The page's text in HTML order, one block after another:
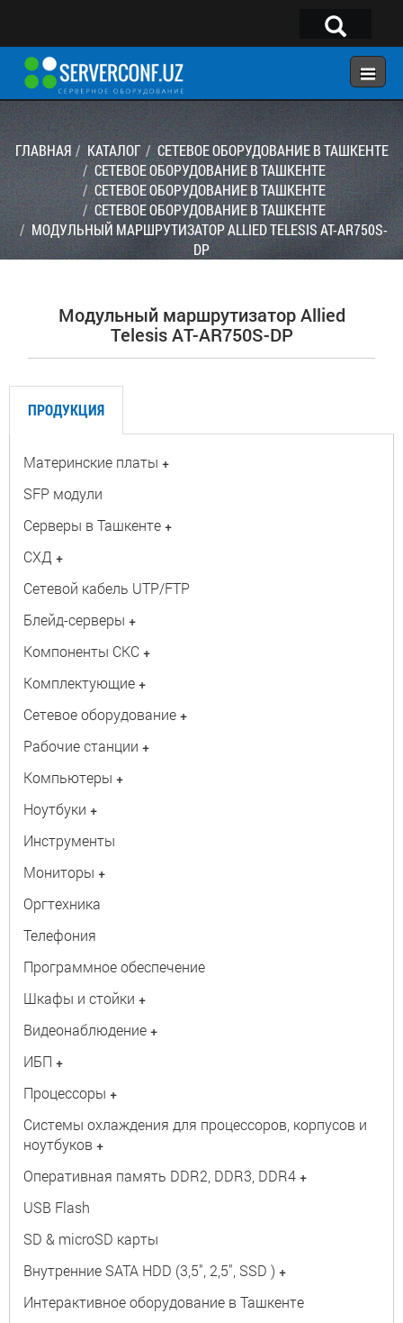
×
ГЛАВНАЯ
КОНФИГУРАТОР
КАТАЛОГ
УСЛУГИ
КОНТАКТЫ
Telegram:@serverconf_uz
Тел: (90) 932-18-00
ГЛАВНАЯ КАТАЛОГ
СЕТЕВОЕ ОБОРУДОВАНИЕ В ТАШКЕНТЕ
СЕТЕВОЕ ОБОРУДОВАНИЕ В ТАШКЕНТЕ
СЕТЕВОЕ ОБОРУДОВАНИЕ В ТАШКЕНТЕ
СЕТЕВОЕ ОБОРУДОВАНИЕ В ТАШКЕНТЕ
МОДУЛЬНЫЙ МАРШРУТИЗАТОР ALLIED TELESIS AT-AR750S-
DP
Модульный маршрутизатор Allied
Telesis AT-AR750S-DP
ПРОДУКЦИЯ
Материнские платы +
SFP модули
Серверы в Ташкенте +
СХД +
Сетевой кабель UTP/FTP
Блейд-серверы +
Компоненты СКС +
Комплектующие +
Сетевое оборудование +
Рабочие станции +
Компьютеры +
Ноутбуки +
Инструменты
Мониторы +
Оргтехника
Телефония
Программное обеспечение
Шкафы и стойки +
Видеонаблюдение +
ИБП +
Процессоры +
Системы охлаждения для процессоров, корпусов и
ноутбуков +
Оперативная память DDR2, DDR3, DDR4 +
USB Flash
SD & microSD карты
Внутренние SATA HDD (3,5", 2,5", SSD ) +
Интерактивное оборудование в Ташкенте